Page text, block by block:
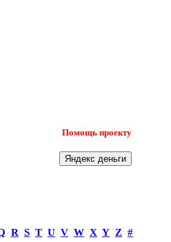
Помощь проекту
R S T U V W X Y Z #